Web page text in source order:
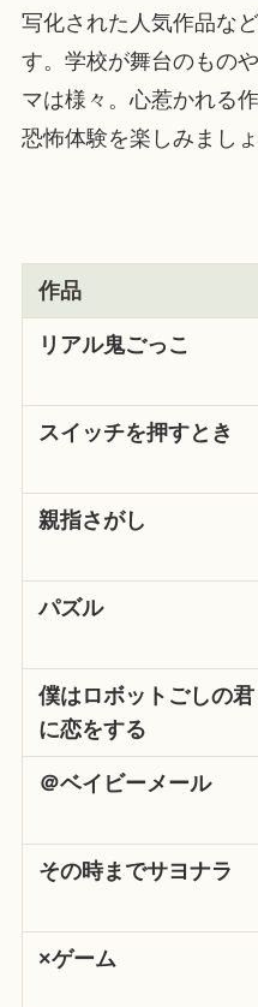
写化された人気作品な
す。学校が舞台のもの
マは様々。心惹かれる
恐怖体験を楽しみましょ
作品
リアル鬼ごっこ
スイッチを押すとき
親指さがし
パズル
僕はロボットごしの君
に恋をする
＠ベイビーメール
その時までサヨナラ
×ゲーム